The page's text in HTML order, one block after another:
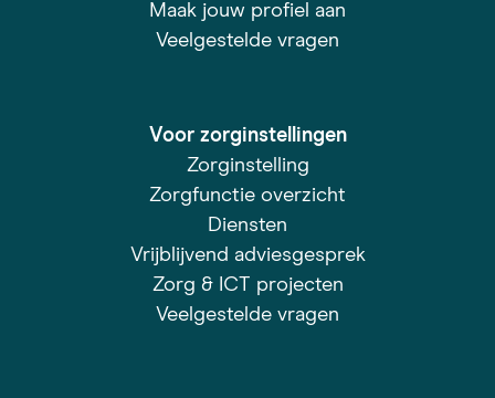
Maak jouw profiel aan
Veelgestelde vragen
Voor zorginstellingen
Zorginstelling
Zorgfunctie overzicht
Diensten
Vrijblijvend adviesgesprek
Zorg & ICT projecten
Veelgestelde vragen